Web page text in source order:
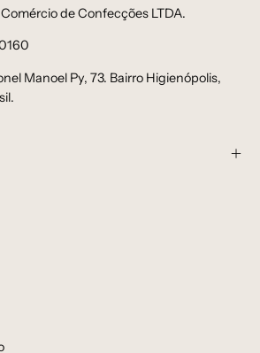
de Confecções LTDA.
Manoel Py, 73. Bairro Higienópolis,